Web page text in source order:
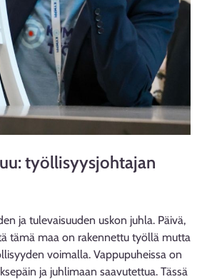
työllisyysjohtajan
ja tulevaisuuden uskon juhla. Päivä,
tämä maa on rakennettu työllä mutta
voimalla. Vappupuheissa on
ja juhlimaan saavutettua. Tässä